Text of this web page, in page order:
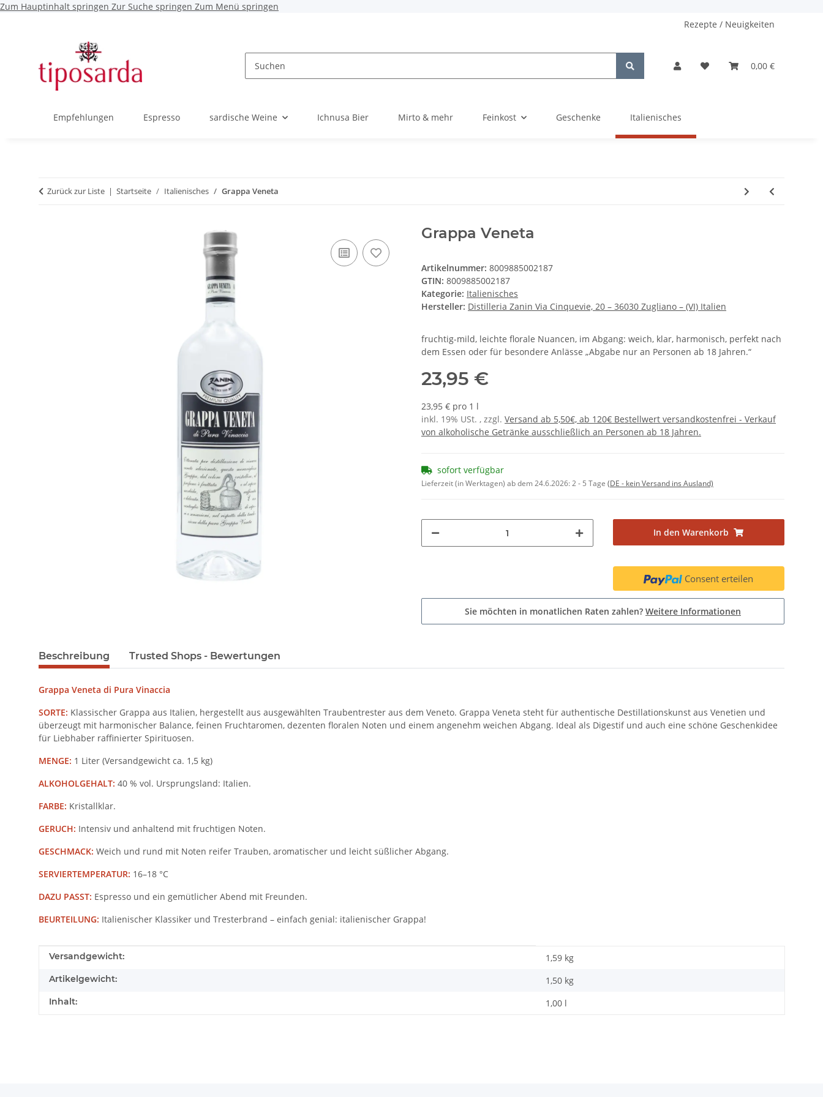
Zum Hauptinhalt springen Zur Suche springen Zum Menü springen
Rezepte / Neuigkeiten
0,00 €
Empfehlungen Espresso sardische Weine Ichnusa Bier Mirto & mehr Feinkost Geschenke Italienisches
Zurück zur Liste Startseite Italienisches Grappa Veneta
Grappa Veneta
Artikelnummer: 8009885002187
GTIN: 8009885002187
Kategorie: Italienisches
Hersteller: Distilleria Zanin Via Cinquevie, 20 – 36030 Zugliano – (VI) Italien
fruchtig-mild, leichte florale Nuancen, im Abgang: weich, klar, harmonisch, perfekt nach
dem Essen oder für besondere Anlässe „Abgabe nur an Personen ab 18 Jahren.“
23,95 €
23,95 € pro 1 l
inkl. 19% USt. , zzgl. Versand ab 5,50€, ab 120€ Bestellwert versandkostenfrei - Verkauf
von alkoholische Getränke ausschließlich an Personen ab 18 Jahren.
sofort verfügbar
Lieferzeit (in Werktagen) ab dem 24.6.2026:2 - 5 Tage (DE - kein Versand ins Ausland)
In den Warenkorb
Consent erteilen
Sie möchten in monatlichen Raten zahlen? Weitere Informationen
Beschreibung Trusted Shops - Bewertungen
Grappa Veneta di Pura Vinaccia
SORTE: Klassischer Grappa aus Italien, hergestellt aus ausgewählten Traubentrester aus dem Veneto. Grappa Veneta steht für authentische Destillationskunst aus Venetien und
überzeugt mit harmonischer Balance, feinen Fruchtaromen, dezenten floralen Noten und einem angenehm weichen Abgang. Ideal als Digestif und auch eine schöne Geschenkidee
für Liebhaber raffinierter Spirituosen.
MENGE: 1 Liter (Versandgewicht ca. 1,5 kg)
ALKOHOLGEHALT: 40 % vol. Ursprungsland: Italien.
FARBE: Kristallklar.
GERUCH: Intensiv und anhaltend mit fruchtigen Noten.
GESCHMACK: Weich und rund mit Noten reifer Trauben, aromatischer und leicht süßlicher Abgang.
SERVIERTEMPERATUR: 16–18 °C
DAZU PASST: Espresso und ein gemütlicher Abend mit Freunden.
BEURTEILUNG: Italienischer Klassiker und Tresterbrand – einfach genial: italienischer Grappa!
Produkteigenschaft
Wert
Versandgewicht: 1,59 kg
Artikelgewicht: 1,50 kg
Inhalt: 1,00 l